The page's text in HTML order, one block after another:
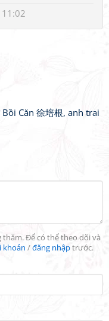
thăm. Để có thể theo dõi và
khoản /đăng nhậptrước.
Căn 徐培根, anh trai